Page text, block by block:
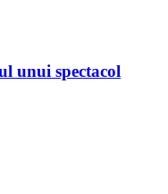
unui spectacol